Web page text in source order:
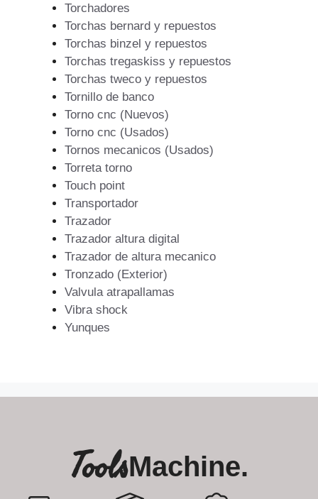
Torchadores
Torchas bernard y repuestos
Torchas binzel y repuestos
Torchas tregaskiss y repuestos
Torchas tweco y repuestos
Tornillo de banco
Torno cnc (Nuevos)
Torno cnc (Usados)
Tornos mecanicos (Usados)
Torreta torno
Touch point
Transportador
Trazador
Trazador altura digital
Trazador de altura mecanico
Tronzado (Exterior)
Valvula atrapallamas
Vibra shock
Yunques
ToolsMachine.